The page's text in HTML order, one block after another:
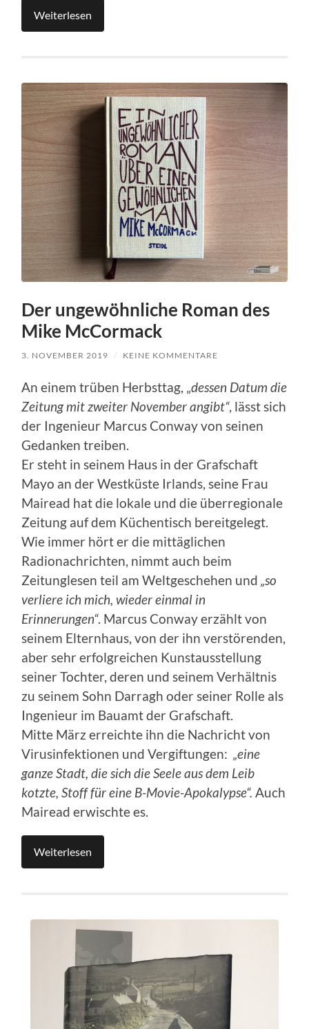
Weiterlesen
Der ungewöhnliche Roman des
Mike McCormack
3. NOVEMBER 2019 / KEINE KOMMENTARE
An einem trüben Herbsttag, „dessen Datum die
Zeitung mit zweiter November angibt“, lässt sich
der Ingenieur Marcus Conway von seinen
Gedanken treiben.
Er steht in seinem Haus in der Grafschaft
Mayo an der Westküste Irlands, seine Frau
Mairead hat die lokale und die überregionale
Zeitung auf dem Küchentisch bereitgelegt.
Wie immer hört er die mittäglichen
Radionachrichten, nimmt auch beim
Zeitunglesen teil am Weltgeschehen und„so
verliere ich mich, wieder einmal in
Erinnerungen“. Marcus Conway erzählt von
seinem Elternhaus, von der ihn verstörenden,
aber sehr erfolgreichen Kunstausstellung
seiner Tochter, deren und seinem Verhältnis
zu seinem Sohn Darragh oder seiner Rolle als
Ingenieur im Bauamt der Grafschaft.
Mitte März erreichte ihn die Nachricht von
Virusinfektionen und Vergiftungen:„eine
ganze Stadt, die sich die Seele aus dem Leib
kotzte, Stoff für eine B-Movie-Apokalypse“. Auch
Mairead erwischte es.
Weiterlesen